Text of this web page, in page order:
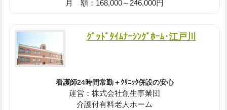
月 額：168,000～246,000円
ｸﾞｯﾄﾞﾀｲﾑﾅｰｼﾝｸﾞﾎｰﾑ･江戸川
看護師24時間常勤＋ｸﾘﾆｯｸ併設の安心
運営：株式会社創生事業団
介護付有料老人ホーム